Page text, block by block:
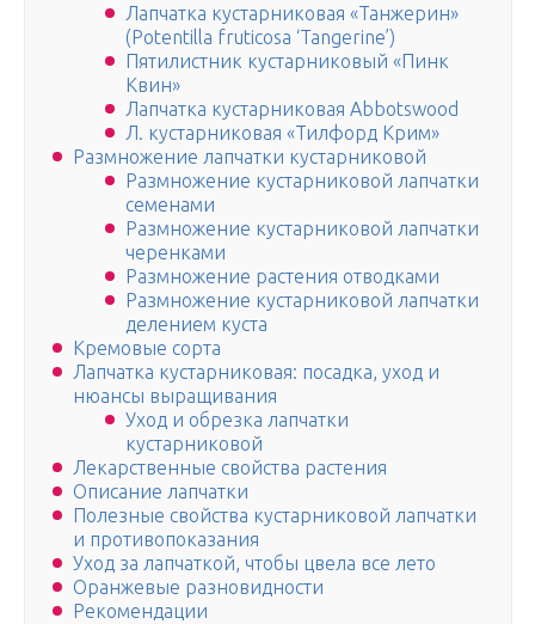
Лапчатка кустарниковая «Танжерин»
(Potentilla fruticosa ‘Tangerine’)
Пятилистник кустарниковый «Пинк
Квин»
Лапчатка кустарниковая Abbotswood
Л. кустарниковая «Тилфорд Крим»
Размножение лапчатки кустарниковой
Размножение кустарниковой лапчатки
семенами
Размножение кустарниковой лапчатки
черенками
Размножение растения отводками
Размножение кустарниковой лапчатки
делением куста
Кремовые сорта
Лапчатка кустарниковая: посадка, уход и
нюансы выращивания
Уход и обрезка лапчатки
кустарниковой
Лекарственные свойства растения
Описание лапчатки
Полезные свойства кустарниковой лапчатки
и противопоказания
Уход за лапчаткой, чтобы цвела все лето
Оранжевые разновидности
Рекомендации